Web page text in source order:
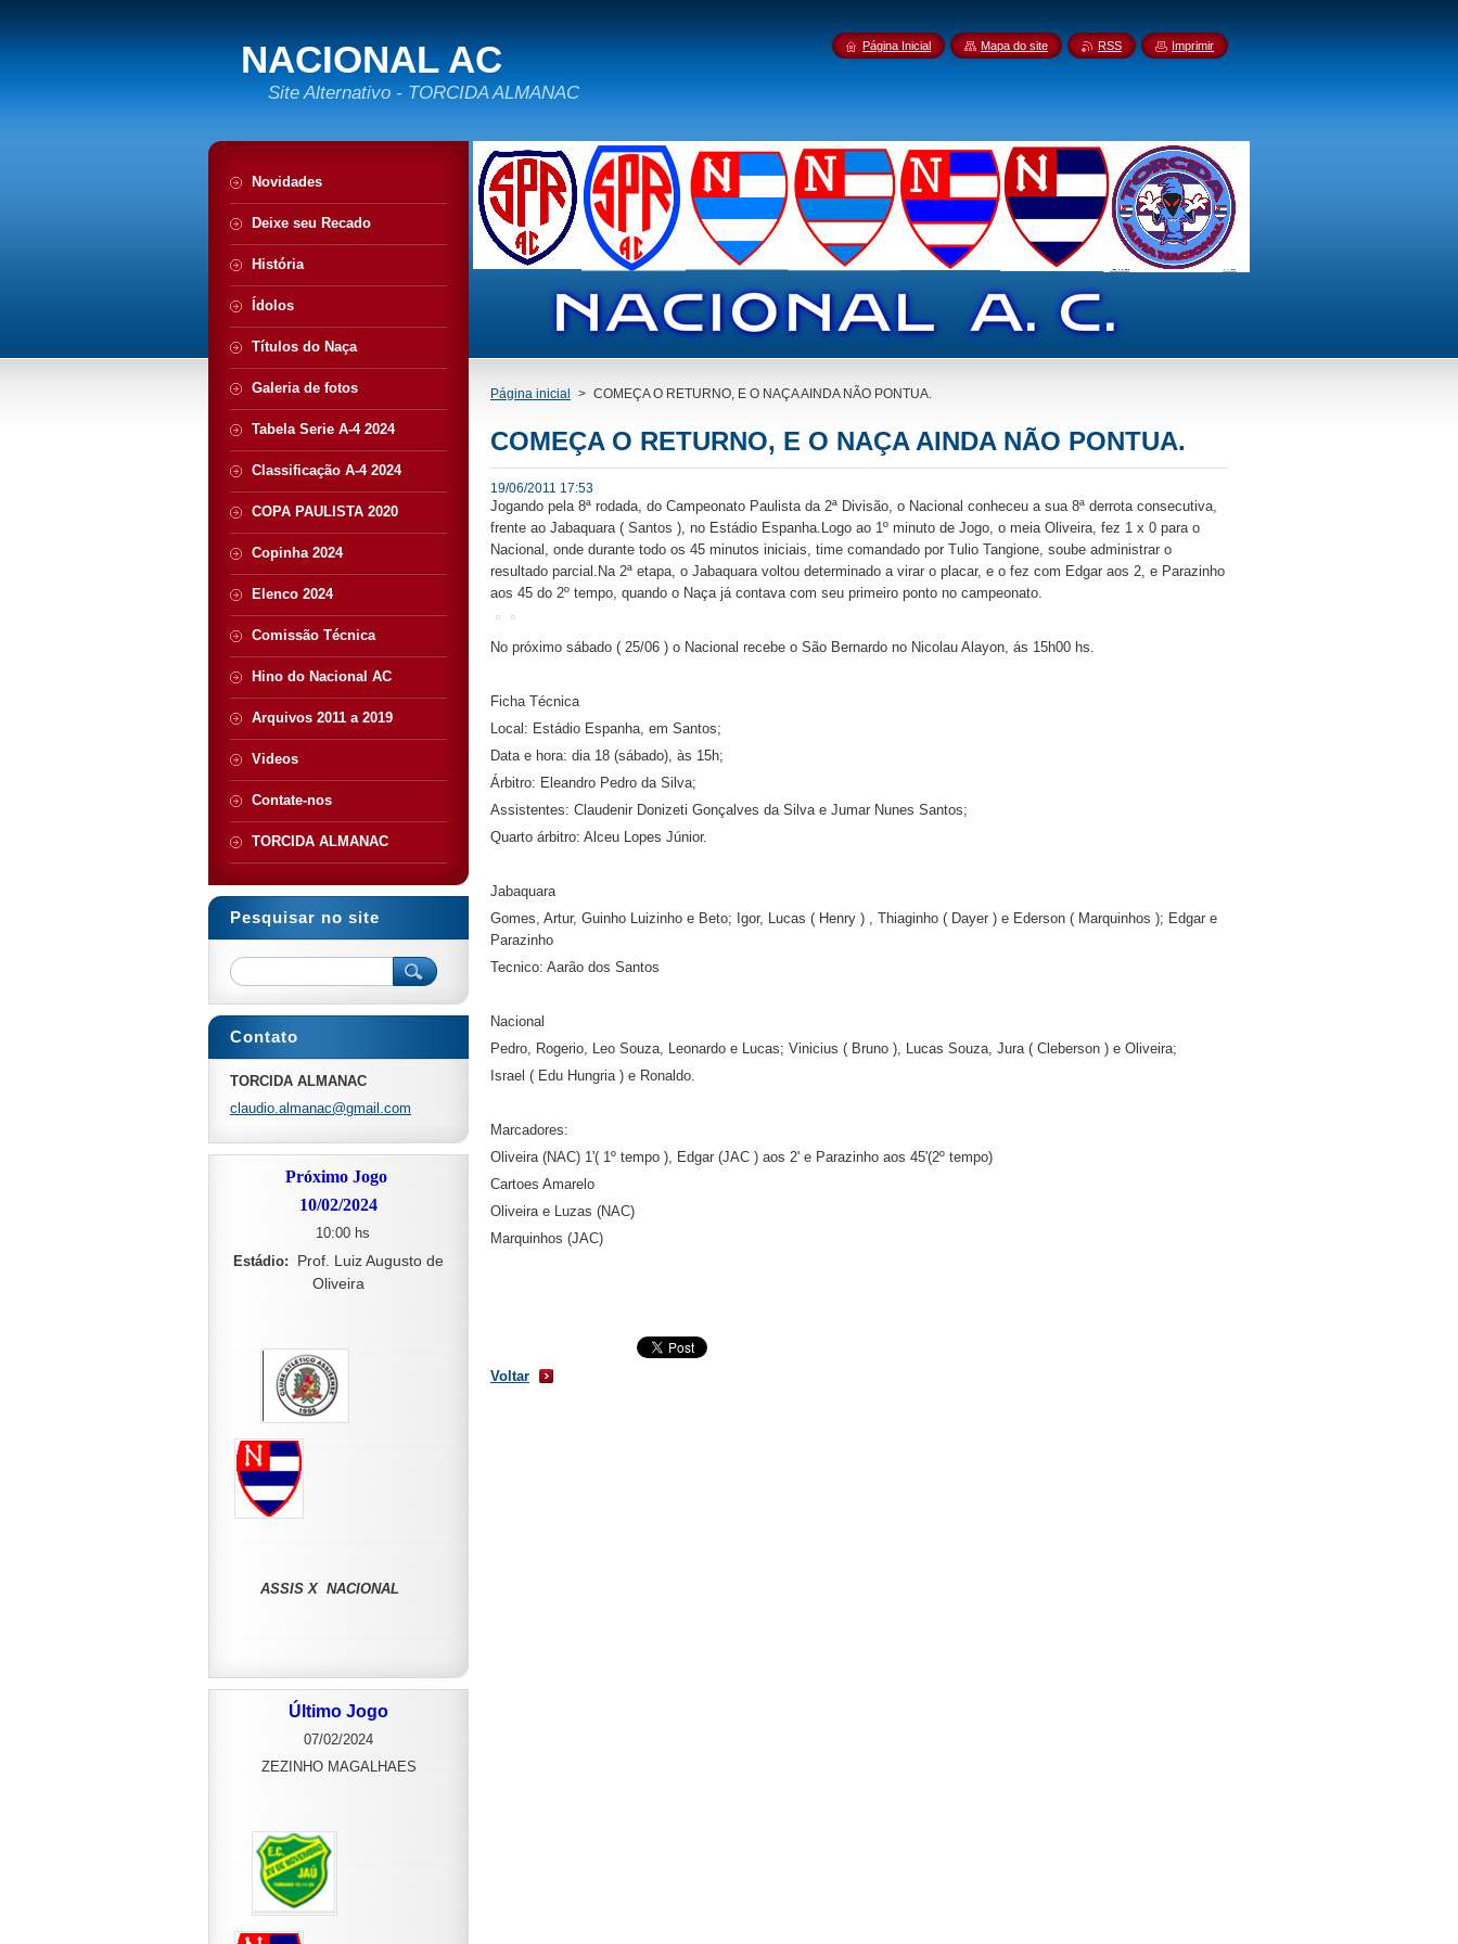
NACIONAL AC
Site Alternativo - TORCIDA ALMANAC
Página inicial > COMEÇA O RETURNO, E O NAÇA AINDA NÃO PONTUA.
COMEÇA O RETURNO, E O NAÇA AINDA NÃO PONTUA.
19/06/2011 17:53
Jogando pela 8ª rodada, do Campeonato Paulista da 2ª Divisão, o Nacional conheceu a sua 8ª derrota consecutiva,
frente ao Jabaquara ( Santos ), no Estádio Espanha.Logo ao 1º minuto de Jogo, o meia Oliveira, fez 1 x 0 para o
Nacional, onde durante todo os 45 minutos iniciais, time comandado por Tulio Tangione, soube administrar o
resultado parcial.Na 2ª etapa, o Jabaquara voltou determinado a virar o placar, e o fez com Edgar aos 2, e Parazinho
aos 45 do 2º tempo, quando o Naça já contava com seu primeiro ponto no campeonato.
No próximo sábado ( 25/06 ) o Nacional recebe o São Bernardo no Nicolau Alayon, ás 15h00 hs.
Ficha Técnica
Local: Estádio Espanha, em Santos;
Data e hora: dia 18 (sábado), às 15h;
Árbitro: Eleandro Pedro da Silva;
Assistentes: Claudenir Donizeti Gonçalves da Silva e Jumar Nunes Santos;
Quarto árbitro: Alceu Lopes Júnior.
Jabaquara
Gomes, Artur, Guinho Luizinho e Beto; Igor, Lucas ( Henry ) , Thiaginho ( Dayer ) e Ederson ( Marquinhos ); Edgar e
Parazinho
Tecnico: Aarão dos Santos
Nacional
Pedro, Rogerio, Leo Souza, Leonardo e Lucas; Vinicius ( Bruno ), Lucas Souza, Jura ( Cleberson ) e Oliveira;
Israel ( Edu Hungria ) e Ronaldo.
Marcadores:
Oliveira (NAC) 1'( 1º tempo ), Edgar (JAC ) aos 2' e Parazinho aos 45'(2º tempo)
Cartoes Amarelo
Oliveira e Luzas (NAC)
Marquinhos (JAC)
Voltar
Novidades
Deixe seu Recado
História
Ídolos
Títulos do Naça
Galeria de fotos
Tabela Serie A-4 2024
Classificação A-4 2024
COPA PAULISTA 2020
Copinha 2024
Elenco 2024
Comissão Técnica
Hino do Nacional AC
Arquivos 2011 a 2019
Videos
Contate-nos
TORCIDA ALMANAC
Pesquisar no site
Contato
TORCIDA ALMANAC
claudio.almanac@gmail.com
Próximo Jogo
10/02/2024
10:00 hs
Estádio:
Prof. Luiz Augusto de
Oliveira
ASSIS X NACIONAL
Último Jogo
07/02/2024
ZEZINHO MAGALHAES
Página Inicial Mapa do site RSS Imprimir